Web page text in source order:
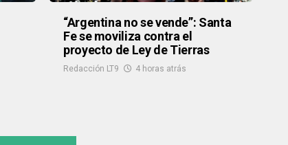
“Argentina no se vende”: Santa
Fe se moviliza contra el
proyecto de Ley de Tierras
Redacción LT9 4 horas atrás